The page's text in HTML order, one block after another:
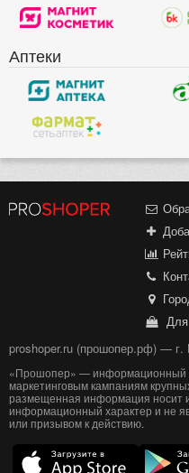
Аптеки
Для
proshoper.ru (прошопер.рф) — г.
«Прошопер» — информационный
маркетинговым кампаниям
размещенная информация носит
информационный характер и не
или призывом к действию.